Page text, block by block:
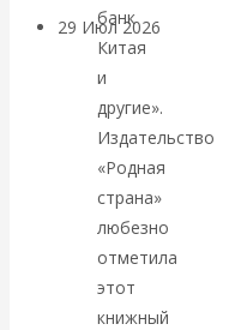
29 Июл 2026
финансовая олигархия
Валентин
Катасонов.
«Мировые
ростовщики»:
банк
Китая
и
другие».
Издательство
«Родная
страна»
любезно
отметила
этот
книжный